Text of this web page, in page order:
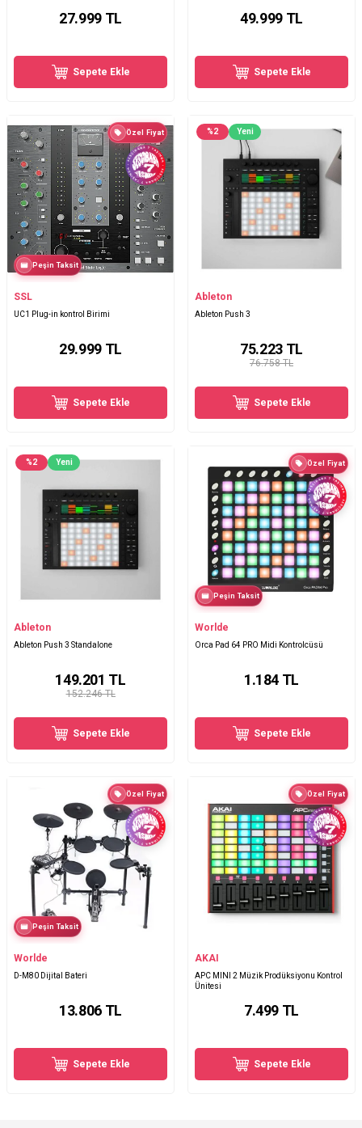
27.999TL
Sepete Ekle
49.999TL
Sepete Ekle
Özel Fiyat
Peşin Taksit
SSL
UC1 Plug-in kontrol Birimi
29.999TL
Sepete Ekle
%2 Yeni
Ableton
Ableton Push 3
76.758 TL
75.223TL
Sepete Ekle
%2 Yeni
Ableton
Ableton Push 3 Standalone
152.246 TL
149.201 TL
Sepete Ekle
Özel Fiyat
Peşin Taksit
Worlde
Orca Pad 64 PRO Midi Kontrolcüsü
1.184 TL
Sepete Ekle
Özel Fiyat
Peşin Taksit
Worlde
D-M80 Dijital Bateri
13.806TL
Sepete Ekle
Özel Fiyat
AKAI
APC MINI 2 Müzik Prodüksiyonu Kontrol
Ünitesi
7.499 TL
Sepete Ekle